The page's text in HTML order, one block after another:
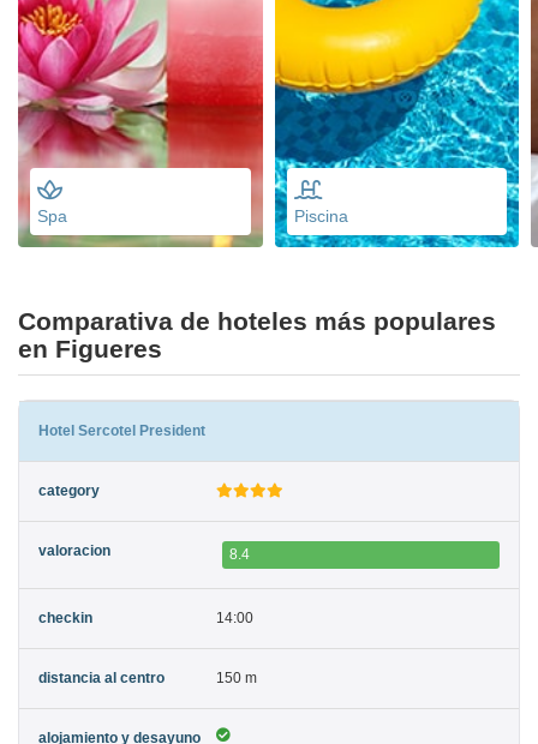
Spa Piscina
Comparativa de hoteles más populares
en Figueres
Hotel Sercotel President
8.4
14:00
150 m